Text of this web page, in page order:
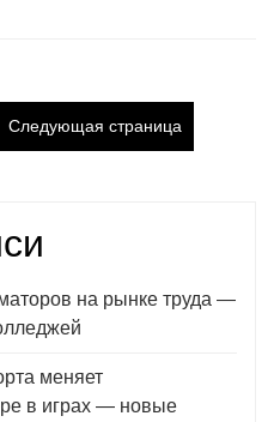
Следующая страница
на рынке труда —
меняет
в играх — новые